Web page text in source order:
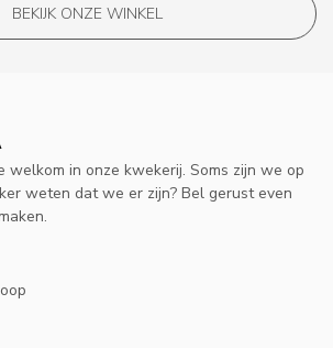
BEKIJK ONZE WINKEL
welkom in onze kwekerij. Soms zijn we op
weten dat we er zijn? Bel gerust even